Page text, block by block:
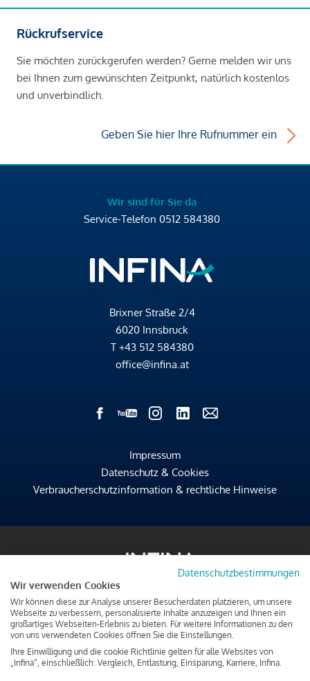
Rückrufservice
Sie möchten zurückgerufen werden? Gerne melden wir uns
bei Ihnen zum gewünschten Zeitpunkt, natürlich kostenlos
und unverbindlich.
Geben Sie hier Ihre Rufnummer ein
Wir sind für Sie da
Service-Telefon 0512 584380
Brixner Straße 2/4
6020 Innsbruck
T +43 512 584380
office@infina.at
Impressum
Datenschutz & Cookies
Verbraucherschutzinformation & rechtliche Hinweise
Datenschutzbestimmungen
Wir verwenden Cookies
Wir können diese zur Analyse unserer Besucherdaten platzieren, um unsere
Webseite zu verbessern, personalisierte Inhalte anzuzeigen und Ihnen ein
großartiges Webseiten-Erlebnis zu bieten. Für weitere Informationen zu den
von uns verwendeten Cookies öffnen Sie die Einstellungen.
Ihre Einwilligung und die cookie Richtlinie gelten für alle Websites von
„Infina“, einschließlich: Vergleich, Entlastung, Einsparung, Karriere, Infina.